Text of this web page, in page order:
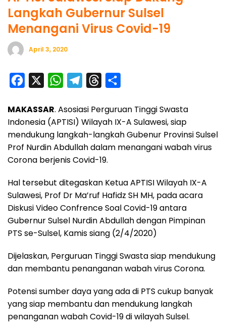
Langkah Gubernur Sulsel
Menangani Virus Covid-19
April 3, 2020
c
e
b
o
k
W
a
t
s
A
p
l
e
g
r
m
r
e
a
d
a
r
e
MAKASSAR. Asosiasi Perguruan Tinggi Swasta
Indonesia (APTISI) Wilayah IX-A Sulawesi, siap
mendukung langkah-langkah Gubenur Provinsi Sulsel
Prof Nurdin Abdullah dalam menangani wabah virus
Corona berjenis Covid-19.
Hal tersebut ditegaskan Ketua APTISI Wilayah IX-A
Sulawesi, Prof Dr Ma’ruf Hafidz SH MH, pada acara
Diskusi Video Confrence Soal Covid-19 antara
Gubernur Sulsel Nurdin Abdullah dengan Pimpinan
PTS se-Sulsel, Kamis siang (2/4/2020)
Dijelaskan, Perguruan Tinggi Swasta siap mendukung
dan membantu penanganan wabah virus Corona.
Potensi sumber daya yang ada di PTS cukup banyak
yang siap membantu dan mendukung langkah
penanganan wabah Covid-19 di wilayah Sulsel.